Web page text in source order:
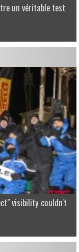
un véritable test
visibility couldn't